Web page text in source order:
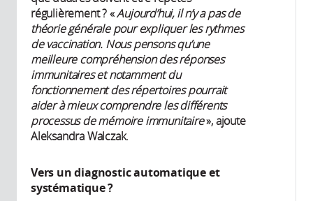
régulièrement ? «Aujourd’hui, il n’y a pas de
théorie générale pour expliquer les rythmes
de vaccination. Nous pensons qu’une
meilleure compréhension des réponses
immunitaires et notamment du
fonctionnement des répertoires pourrait
aider à mieux comprendre les différents
processus de mémoire immunitaire», ajoute
Aleksandra Walczak.
Vers un diagnostic automatique et
systématique ?